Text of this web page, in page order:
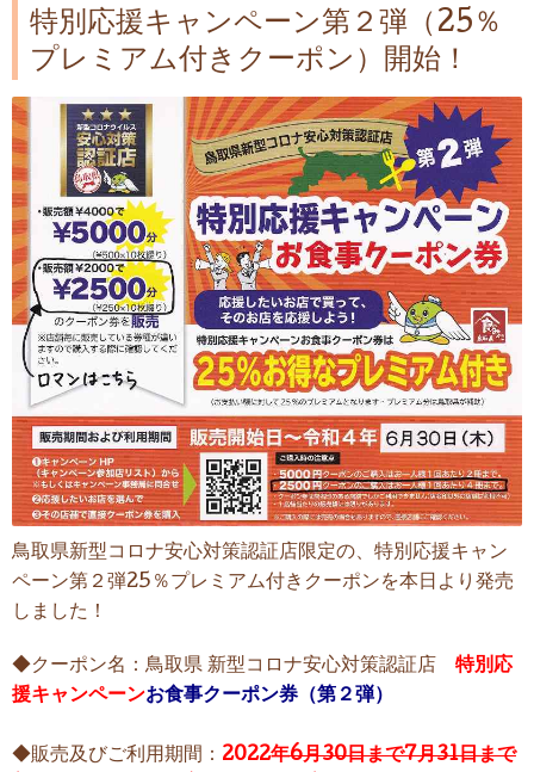
特別応援キャンペーン第２弾（25％
プレミアム付きクーポン）開始！
鳥取県新型コロナ安心対策認証店限定の、特別応援キャン
ペーン第２弾25％プレミアム付きクーポンを本日より発売
しました！
◆クーポン名：鳥取県 新型コロナ安心対策認証店 特別応
援キャンペーンお食事クーポン券（第２弾）
◆販売及びご利用期間： 2022年6月30日まで7月31日まで